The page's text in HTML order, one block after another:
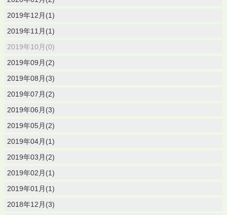
2019年12月(1)
2019年11月(1)
2019年10月(0)
2019年09月(2)
2019年08月(3)
2019年07月(2)
2019年06月(3)
2019年05月(2)
2019年04月(1)
2019年03月(2)
2019年02月(1)
2019年01月(1)
2018年12月(3)